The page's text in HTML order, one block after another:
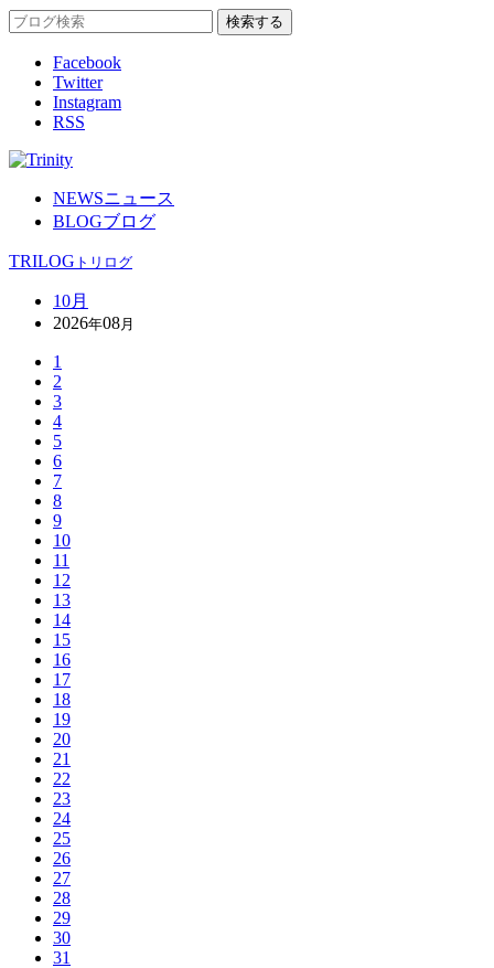
Facebook
Twitter
Instagram
RSS
NEWSニュース
BLOGブログ
TRILOG トリログ
10月
2026年08月
1
2
3
4
5
6
7
8
9
10
11
12
13
14
15
16
17
18
19
20
21
22
23
24
25
26
27
28
29
30
31